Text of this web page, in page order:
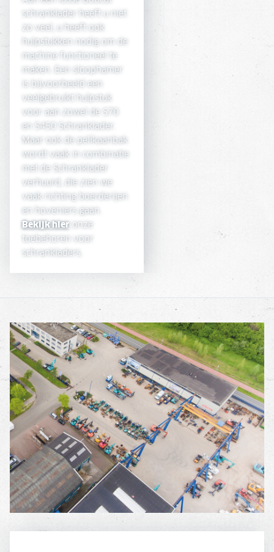
schranklader heeft u niet
zo veel, u heeft ook
hulpstukken nodig om de
machine functioneel te
maken. Een sloophamer
is bijvoorbeeld een
veelgebruikt hulpstuk
voor aan zowel de S70
en S450 Schranklader.
Maar ook de pelikaanbak
wordt vaak in combinatie
met de Schranklader
verhuurd, die zien we
vaak richting boerderijen
en hoveniers gaan.
Bekijk hier onze
toebehoren voor
schrankladers.